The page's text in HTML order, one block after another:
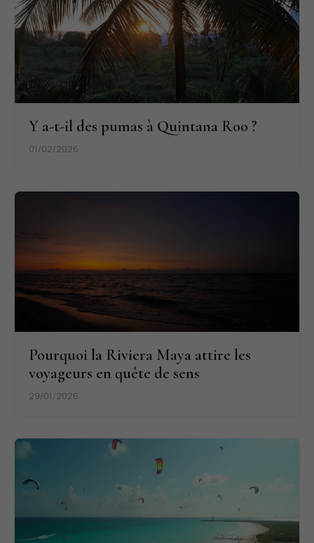
Y a-t-il des pumas à Quintana Roo ?
01/02/2026
Pourquoi la Riviera Maya attire les
voyageurs en quête de sens
29/01/2026